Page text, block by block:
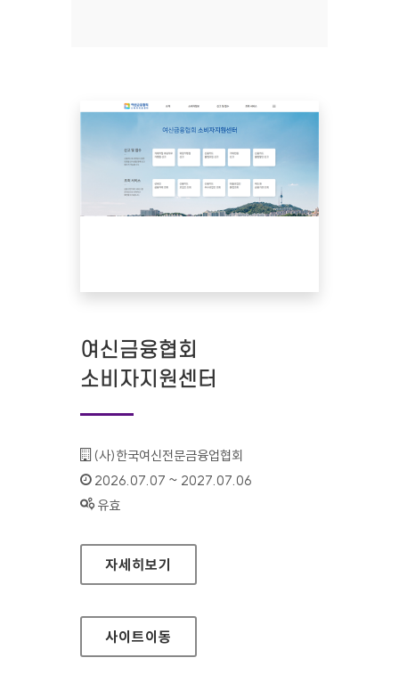
여신금융협회
소비자지원센터
기관명 :
(사)한국여신전문금융업협회
인증기간 :
2026.07.07 ~ 2027.07.06
상태 :
유효
여신금융협회 소비자지원센터
자세히보기
사이트이동